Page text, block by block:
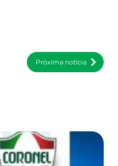
Próxima notícia